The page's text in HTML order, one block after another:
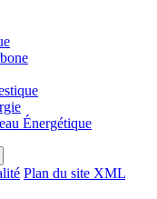
Énergétique
Plan du site XML